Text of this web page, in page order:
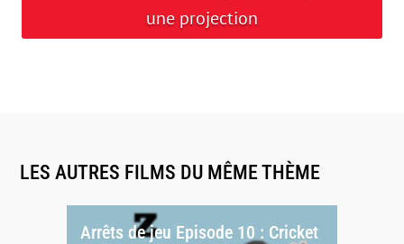
une projection
LES AUTRES FILMS DU MÊME THÈME
Arrêts de jeu Episode 10 : Cricket